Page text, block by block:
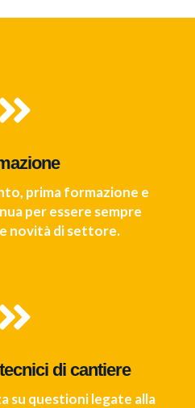
prima formazione e
per essere sempre
novità di settore.
di cantiere
su questioni legate alla